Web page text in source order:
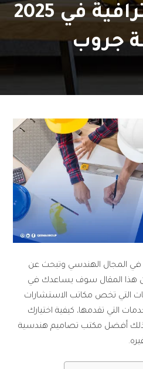
هندسية احترافية في 2025
جروب
في المجال الهندسي وتبحث عن
هذا المقال سوف يساعدك في
التي تخص مكاتب الاستشارات
التي تقدمها، كيفية اختيارك
أفضل مكتب تصاميم هندسية